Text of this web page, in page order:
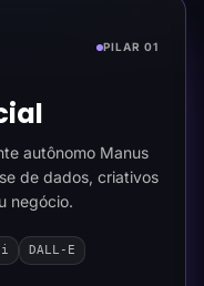
PILAR 01
autônomo Manus
de dados, criativos
negócio.
DALL-E